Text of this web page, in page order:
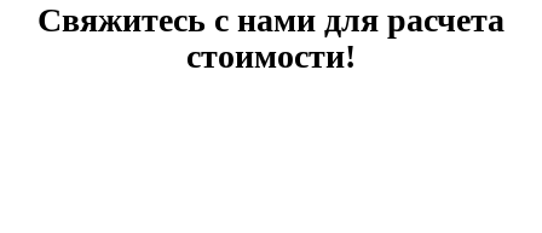
000,00 ₽.
Свяжитесь с нами для расчета
стоимости!